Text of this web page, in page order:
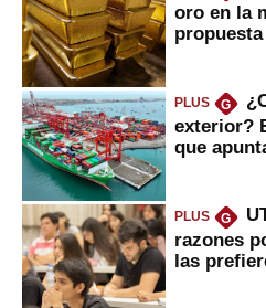
oro en la
PLUS G
exterior?
que
PLUS G
razones
las